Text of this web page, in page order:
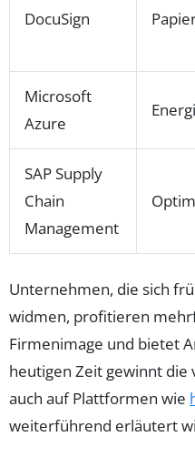
DocuSign
Microsoft
Azure
SAP Supply
Chain
Management
Unternehmen, die sich
widmen, profitieren
Firmenimage und bietet
heutigen Zeit gewinnt
auch auf Plattformen wie
weiterführend erläutert